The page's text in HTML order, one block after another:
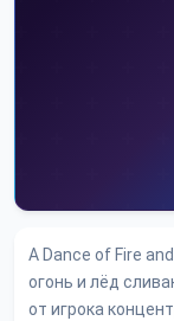
A Dance of Fire
огонь и лёд
от игрока